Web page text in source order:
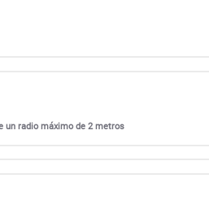
un radio máximo de 2 metros